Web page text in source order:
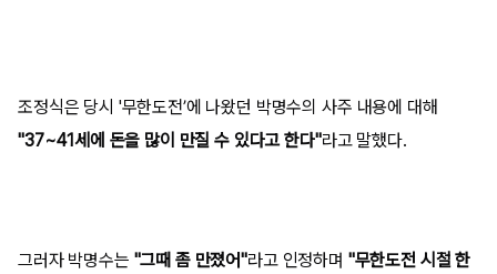
조정식은 당시 '무한도전’에 나왔던 박명수의 사주 내용에 대해
"37~41세에 돈을 많이 만질 수 있다고 한다"라고 말했다.
그러자 박명수는 "그때 좀 만졌어"라고 인정하며 "무한도전 시절 한